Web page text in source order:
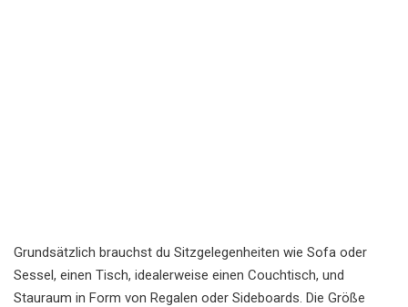
Grundsätzlich brauchst du Sitzgelegenheiten wie Sofa oder
Sessel, einen Tisch, idealerweise einen Couchtisch, und
Stauraum in Form von Regalen oder Sideboards. Die Größe